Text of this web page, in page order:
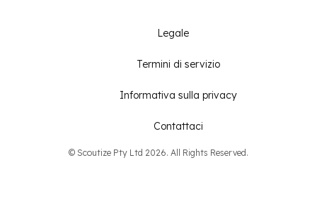
Legale
Termini di servizio
Informativa sulla privacy
Contattaci
© Scoutize Pty Ltd 2026. All Rights Reserved.